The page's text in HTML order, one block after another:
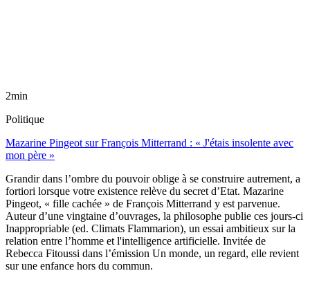
2min
Politique
Mazarine Pingeot sur François Mitterrand : « J'étais insolente avec
mon père »
Grandir dans l’ombre du pouvoir oblige à se construire autrement, a
fortiori lorsque votre existence relève du secret d’Etat. Mazarine
Pingeot, « fille cachée » de François Mitterrand y est parvenue.
Auteur d’une vingtaine d’ouvrages, la philosophe publie ces jours-ci
Inappropriable (ed. Climats Flammarion), un essai ambitieux sur la
relation entre l’homme et l'intelligence artificielle. Invitée de
Rebecca Fitoussi dans l’émission Un monde, un regard, elle revient
sur une enfance hors du commun.